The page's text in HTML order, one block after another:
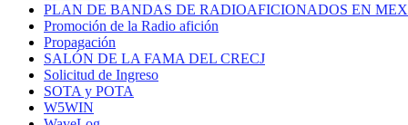
PLAN DE BANDAS DE RADIOAFICIONADOS EN
Promoción de la Radio afición
Propagación
SALÓN DE LA FAMA DEL CRECJ
Solicitud de Ingreso
SOTA y POTA
W5WIN